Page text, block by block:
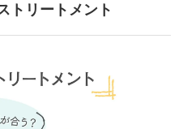
トリートメント